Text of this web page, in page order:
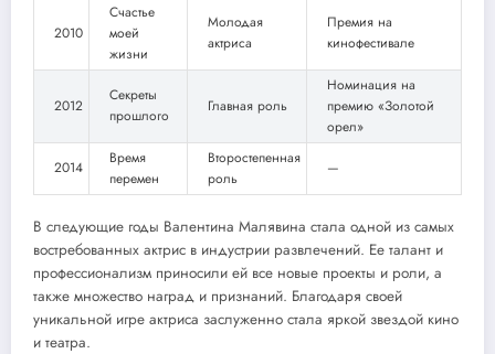
2010
Счастье
моей
жизни
Молодая
актриса
Премия на
кинофестивале
2012
Секреты
прошлого
Главная роль
Номинация на
премию «Золотой
орел»
2014
Время
перемен
Второстепенная
роль
—
В следующие годы Валентина Малявина стала одной из самых
востребованных актрис в индустрии развлечений. Ее талант и
профессионализм приносили ей все новые проекты и роли, а
также множество наград и признаний. Благодаря своей
уникальной игре актриса заслуженно стала яркой звездой кино
и театра.